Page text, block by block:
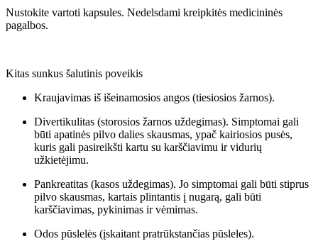
Nustokite vartoti kapsules. Nedelsdami kreipkitės medicininės
pagalbos.
Kitas sunkus šalutinis poveikis
Kraujavimas iš išeinamosios angos (tiesiosios žarnos).
Divertikulitas (storosios žarnos uždegimas). Simptomai gali
būti apatinės pilvo dalies skausmas, ypač kairiosios pusės,
kuris gali pasireikšti kartu su karščiavimu ir vidurių
užkietėjimu.
Pankreatitas (kasos uždegimas). Jo simptomai gali būti stiprus
pilvo skausmas, kartais plintantis į nugarą, gali būti
karščiavimas, pykinimas ir vėmimas.
Odos pūslelės (įskaitant pratrūkstančias pūsleles).